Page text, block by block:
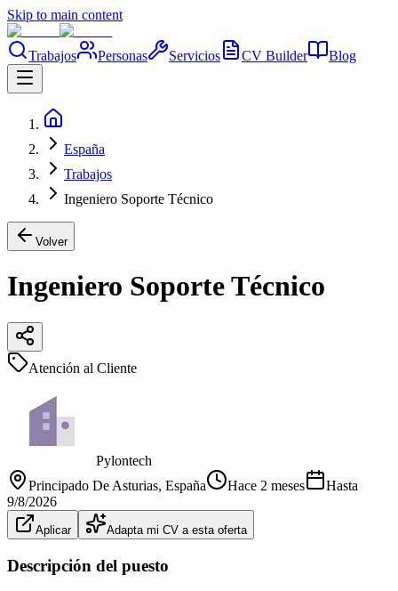
Skip to main content
Trabajos Personas Servicios CV Builder Blog
España
Trabajos
Ingeniero Soporte Técnico
Volver
Ingeniero Soporte Técnico
Atención al Cliente
Pylontech
Principado De Asturias, España Hace 2 meses
Hasta
9/8/2026
Aplicar Adapta mi CV a esta oferta
Descripción del puesto